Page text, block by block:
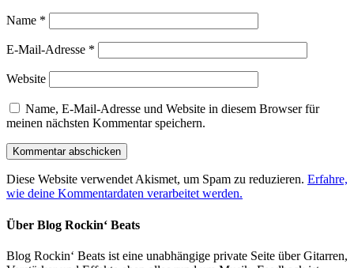
Name *
E-Mail-Adresse *
Website
Name, E-Mail-Adresse und Website in diesem Browser für
meinen nächsten Kommentar speichern.
Diese Website verwendet Akismet, um Spam zu reduzieren. Erfahre,
wie deine Kommentardaten verarbeitet werden.
Über Blog Rockin‘ Beats
Blog Rockin‘ Beats ist eine unabhängige private Seite über Gitarren,